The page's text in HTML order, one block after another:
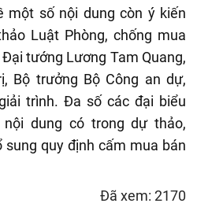
một số nội dung còn ý kiến
Luật Phòng, chống mua
tướng Lương Tam Quang,
Bộ trưởng Bộ Công an dự,
trình. Đa số các đại biểu
dung có trong dự thảo,
sung quy định cấm mua bán
Đã xem: 2170